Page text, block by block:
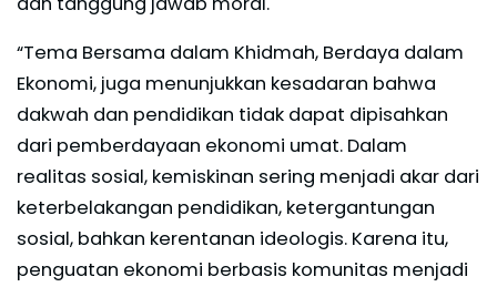
“Tema Bersama dalam Khidmah, Berdaya dalam
Ekonomi, juga menunjukkan kesadaran bahwa
dakwah dan pendidikan tidak dapat dipisahkan
dari pemberdayaan ekonomi umat. Dalam
realitas sosial, kemiskinan sering menjadi akar dari
keterbelakangan pendidikan, ketergantungan
sosial, bahkan kerentanan ideologis. Karena itu,
penguatan ekonomi berbasis komunitas menjadi